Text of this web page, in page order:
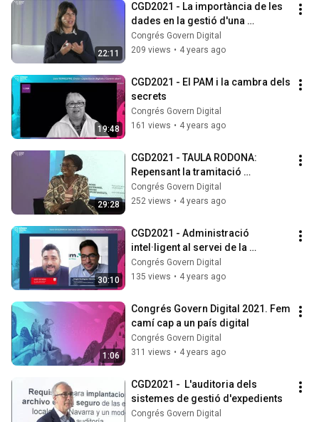
22:11
CGD2021 - La importància de les
dades en la gestió d'una
destinació turística
Congrés Govern Digital
209 views • 4 years ago
19:48
CGD2021 - El PAM i la cambra dels
secrets
Congrés Govern Digital
161 views • 4 years ago
29:28
CGD2021 - TAULA RODONA:
Repensant la tramitació
electrònica arran de la pandèmia
Congrés Govern Digital
252 views • 4 years ago
30:10
CGD2021 - Administració
intel·ligent al servei de la
ciutadania, GAVIUS
Congrés Govern Digital
135 views • 4 years ago
1:06
Congrés Govern Digital 2021. Fem
camí cap a un país digital
Congrés Govern Digital
311 views • 4 years ago
CGD2021 -  L'auditoria dels
sistemes de gestió d'expedients
Congrés Govern Digital